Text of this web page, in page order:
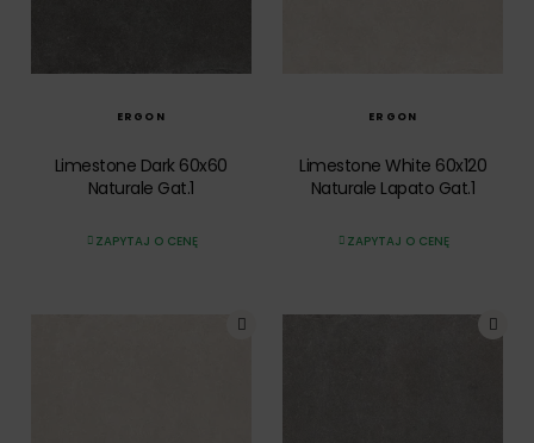
ERGON
Limestone Dark 60x60
Naturale Gat.1
ZAPYTAJ O CENĘ
SZYBKI PODGLĄD
ERGON
Limestone White 60x120
Naturale Lapato Gat.1
ZAPYTAJ O CENĘ